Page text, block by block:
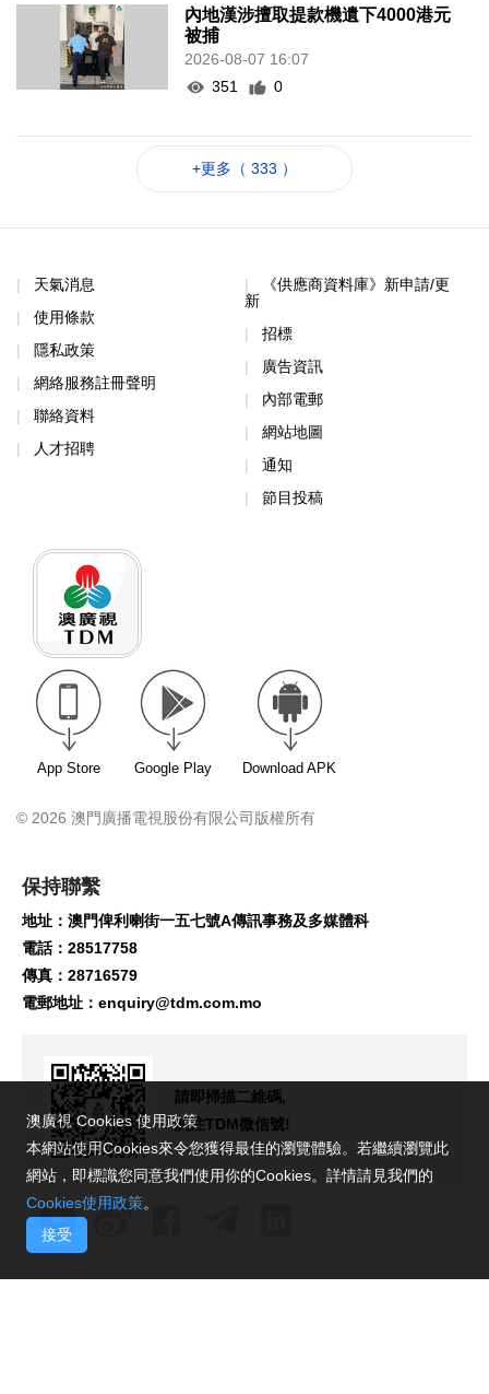
內地漢涉擅取提款機遺下4000港元
被捕
2026-08-07 16:07
351
0
+更多（ 333 ）
天氣消息
使用條款
隱私政策
網絡服務註冊聲明
聯絡資料
人才招聘
《供應商資料庫》新申請/更
新
招標
廣告資訊
內部電郵
網站地圖
通知
節目投稿
App Store Google Play Download APK
© 2026 澳門廣播電視股份有限公司版權所有
保持聯繫
地址：澳門俾利喇街一五七號A傳訊事務及多媒體科
電話：28517758
傳真：28716579
電郵地址： enquiry@tdm.com.mo
請即掃描二維碼,
關注TDM微信號!
澳廣視 Cookies 使用政策
本網站使用Cookies來令您獲得最佳的瀏覽體驗。若繼續瀏覽此
網站，即標識您同意我們使用你的Cookies。詳情請見我們的
Cookies使用政策。
接受